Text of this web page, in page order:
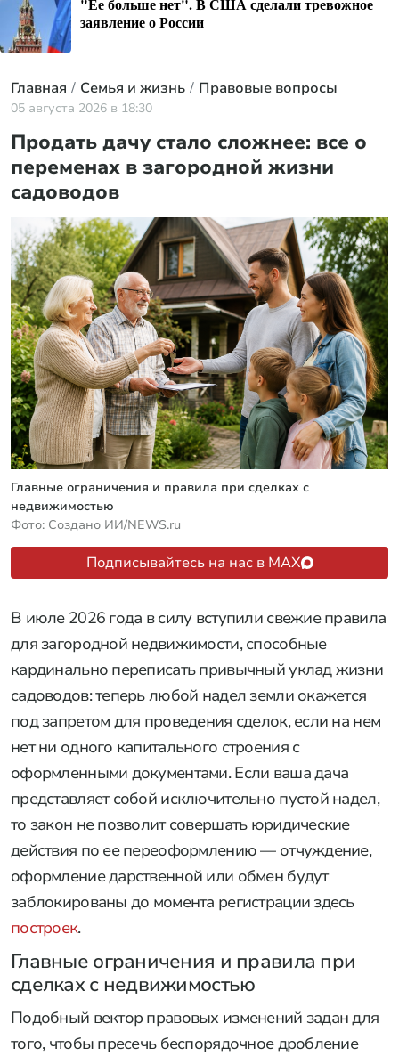
"Ее больше нет". В США сделали тревожное
заявление о России
Главная Семья и жизнь Правовые вопросы
05 августа 2026 в 18:30
Продать дачу стало сложнее: все о
переменах в загородной жизни
садоводов
Главные ограничения и правила при сделках с
недвижимостью
Фото: Создано ИИ/NEWS.ru
Подписывайтесь на нас в MAX
В июле 2026 года в силу вступили свежие правила
для загородной недвижимости, способные
кардинально переписать привычный уклад жизни
садоводов: теперь любой надел земли окажется
под запретом для проведения сделок, если на нем
нет ни одного капитального строения с
оформленными документами. Если ваша дача
представляет собой исключительно пустой надел,
то закон не позволит совершать юридические
действия по ее переоформлению — отчуждение,
оформление дарственной или обмен будут
заблокированы до момента регистрации здесь
построек.
Главные ограничения и правила при
сделках с недвижимостью
Подобный вектор правовых изменений задан для
того, чтобы пресечь беспорядочное дробление